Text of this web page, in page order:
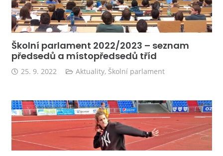
Školní parlament 2022/2023 – seznam
předsedů a místopředsedů tříd
25. 9. 2022 Aktuality, Školní parlament